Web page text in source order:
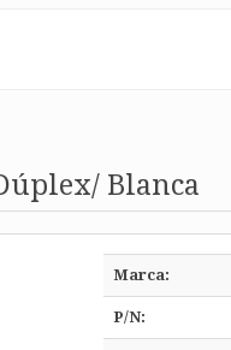
Blanca
Marca:
P/N: